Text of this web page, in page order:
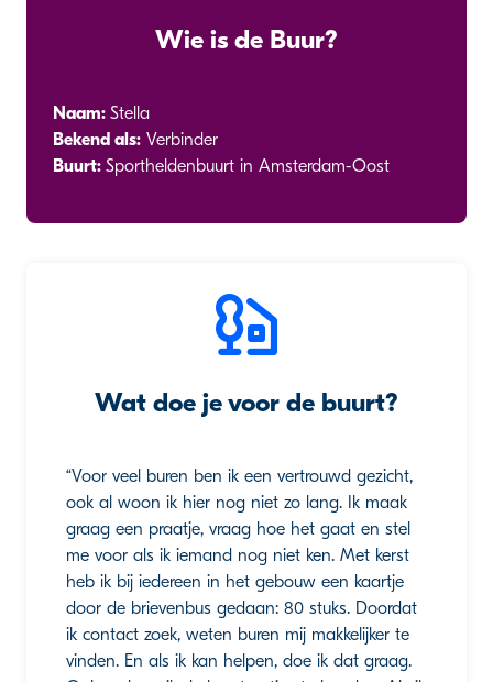
Wie is de Buur?
Naam: Stella
Bekend als: Verbinder
Buurt: Sportheldenbuurt in Amsterdam-Oost
Wat doe je voor de buurt?
“Voor veel buren ben ik een vertrouwd gezicht,
ook al woon ik hier nog niet zo lang. Ik maak
graag een praatje, vraag hoe het gaat en stel
me voor als ik iemand nog niet ken. Met kerst
heb ik bij iedereen in het gebouw een kaartje
door de brievenbus gedaan: 80 stuks. Doordat
ik contact zoek, weten buren mij makkelijker te
vinden. En als ik kan helpen, doe ik dat graag.